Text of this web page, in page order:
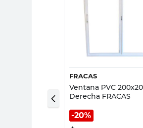
FRACAS
Ventana PVC
Derecha FRACAS
20%